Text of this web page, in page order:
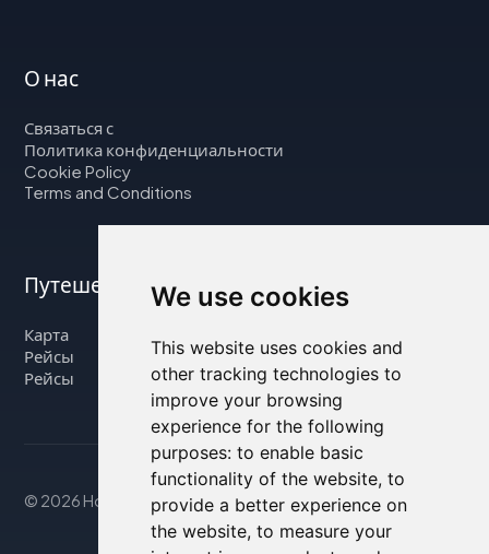
We use cookies
This website uses cookies and
other tracking technologies to
improve your browsing
experience for the following
purposes: to enable basic
functionality of the website, to
provide a better experience on
the website, to measure your
О нас
Связаться с
Политика конфиденциальности
Cookie Policy
Terms and Conditions
Путешествуйте с нами
Карта
Рейсы
Рейсы
© 2026 Housity.net